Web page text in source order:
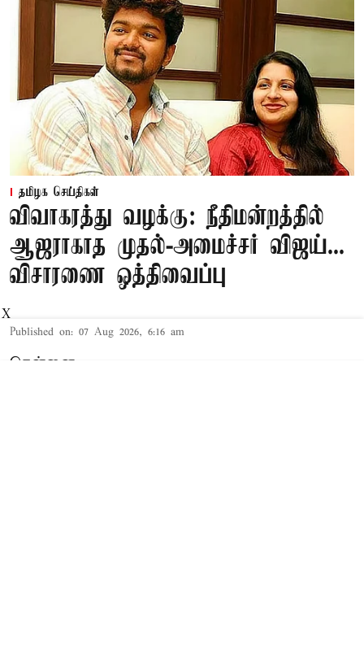
தமிழக செய்திகள்
விவாகரத்து வழக்கு: நீதிமன்றத்தில்
ஆஜராகாத முதல்-அமைச்சர் விஜய்...
விசாரணை ஒத்திவைப்பு
Published on: 07 Aug 2026, 6:16 am
சென்னை,
X